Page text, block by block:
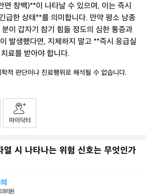
면 창백)**이 나타날 수 있으며, 이는 즉시
급한 상태**를 의미합니다. 만약 평소 낭종
이 갑자기 참기 힘들 정도의 심한 통증과
발생했다면, 지체하지 말고 **즉시 응급실
료를 받아야 합니다.
적 판단이나 진료행위로 해석될 수 없습니다.
마이닥터
열 시 나타나는 위험 신호는 무엇인가
의원